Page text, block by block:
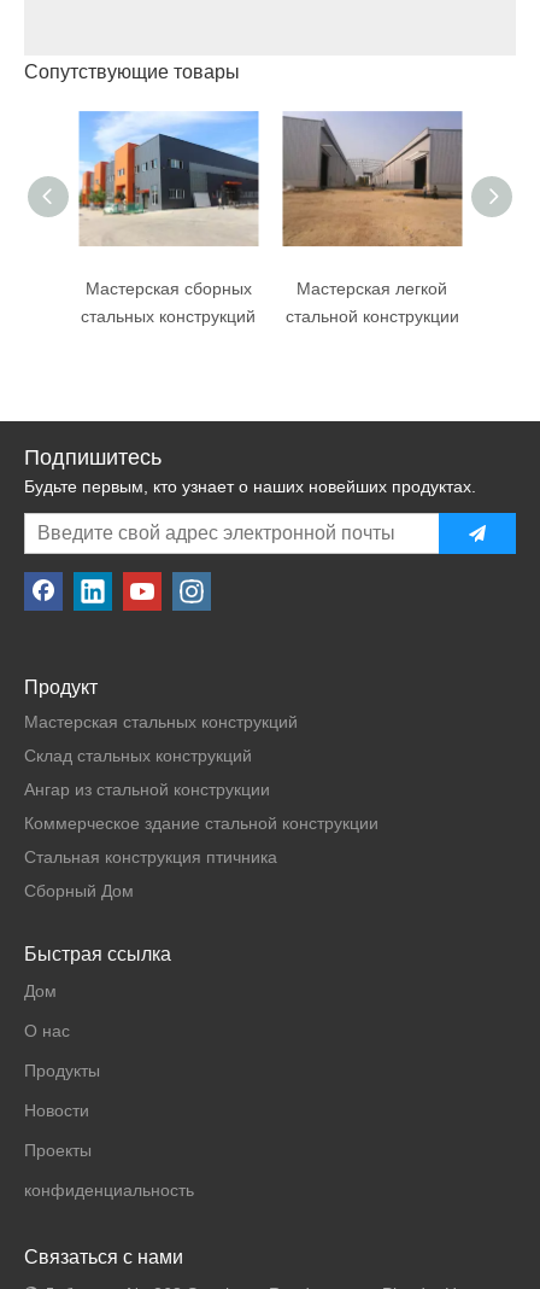
Сопутствующие товары
Мастерская сборных
стальных конструкций
Мастерская легкой
стальной конструкции
Подпишитесь
Будьте первым, кто узнает о наших новейших продуктах.
Продукт
Мастерская стальных конструкций
Склад стальных конструкций
Ангар из стальной конструкции
Коммерческое здание стальной конструкции
Стальная конструкция птичника
Сборный Дом
Быстрая ссылка
Дом
О нас
Продукты
Новости
Проекты
конфиденциальность
Связаться с нами